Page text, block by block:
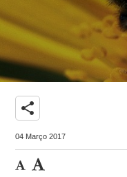
share
04 Março 2017